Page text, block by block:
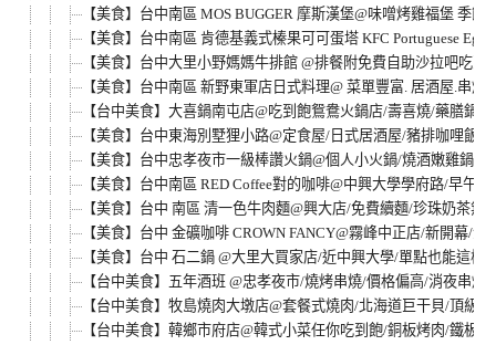
【美食】台中南區 MOS BUGGER 摩斯漢堡@味噌烤雞福堡 季
【美食】台中南區 肯德基義式榛果可可蛋塔 KFC Portuguese Egg
【美食】台中大里小野媽媽牛排館 @排餐附免費自助沙拉吧吃到
【美食】台中南區 新野東軍店日式料理@ 菜單豐富. 居酒屋.串
【台中美食】大喜鍋南屯店@吃到飽鴛鴦火鍋店/壽喜燒/藥膳鍋
【美食】台中東海別墅狸小路@定食屋/日式居酒屋/豬排咖哩飯
【美食】台中忠孝夜市一級棒讚火鍋@個人小火鍋/燒酒嫩雞鍋/
【美食】台中南區 RED Coffee對的咖啡@中興大學學府路/早午
【美食】台中 南區 清一色牛肉麵@興大店/免費續麵/珍珠奶茶無
【美食】台中 金礦咖啡 CROWN FANCY@霧峰中正店/新開幕/金
【美食】台中 石二鍋 @大里大買家店/近中興大學/單點也能這樣
【台中美食】五年酒班 @忠孝夜市/燒烤串燒/價格偏高/消夜串烤/
【台中美食】牧島燒肉大墩店@套餐式燒肉/北海道巨干貝/頂級
【台中美食】韓鄉市府店@韓式小菜任你吃到飽/銅板烤肉/鐵板